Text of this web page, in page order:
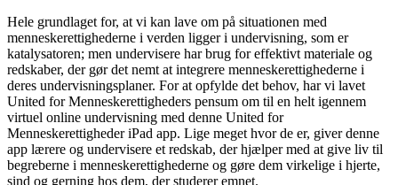
Hele grundlaget for, at vi kan lave om på situationen med
menneskerettighederne i verden ligger i undervisning, som er
katalysatoren; men undervisere har brug for effektivt materiale og
redskaber, der gør det nemt at integrere menneskerettighederne i
deres undervisningsplaner. For at opfylde det behov, har vi lavet
United for Menneskerettigheders pensum om til en helt igennem
virtuel online undervisning med denne United for
Menneskerettigheder iPad app. Lige meget hvor de er, giver denne
app lærere og undervisere et redskab, der hjælper med at give liv til
begreberne i menneskerettighederne og gøre dem virkelige i hjerte,
sind og gerning hos dem, der studerer emnet.